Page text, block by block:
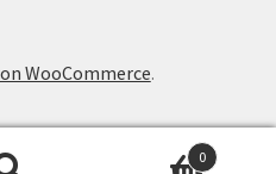
WooCommerce.
0